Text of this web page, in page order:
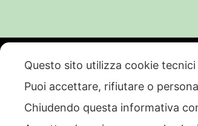
PI CF REG IMP
Questo sito utilizza cookie
Puoi accettare, rifiutare o
Chiudendo questa informativa